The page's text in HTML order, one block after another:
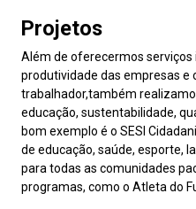
Projetos
Além de oferecermos serviços
produtividade das empresas e
trabalhador,também
educação, sustentabilidade,
bom exemplo é o SESI
de educação, saúde, esporte,
para todas as comunidades
programas, como o Atleta do